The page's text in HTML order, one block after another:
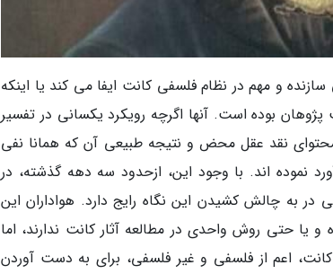
و مهم در نظام فلسفی کانت ایفا می ­کند یا اینکه
بوده است. آنها اگرچه رویکرد یکسانی در تفسیر
محتوای نقد عقل محض و نتیجه طبیعی آن که همانا نفی
نموده ­اند. با وجود این، ازحدود سه دهه گذشته، در
به چالش کشیدن این نگاه رایج دارد. هواداران این
و یا حتی روش واحدی در مطالعه آثار کانت ندارند، اما
کانت، اعم از فلسفی و غیر فلسفی، برای به دست آوردن